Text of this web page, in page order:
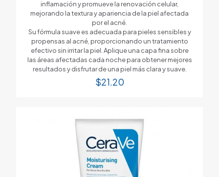
inflamación y promueve la renovación celular,
mejorando la textura y apariencia de la piel afectada
por el acné.
Su fórmula suave es adecuada para pieles sensibles y
propensas al acné, proporcionando un tratamiento
efectivo sin irritar la piel. Aplique una capa fina sobre
las áreas afectadas cada noche para obtener mejores
resultados y disfrutar de una piel más clara y suave.
$21.20